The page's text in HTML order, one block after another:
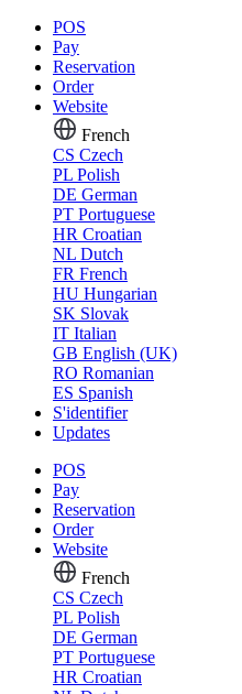
POS
Pay
Reservation
Order
Website
French
CS Czech
PL Polish
DE German
PT Portuguese
HR Croatian
NL Dutch
FR French
HU Hungarian
SK Slovak
IT Italian
GB English (UK)
RO Romanian
ES Spanish
S'identifier
Updates
POS
Pay
Reservation
Order
Website
French
CS Czech
PL Polish
DE German
PT Portuguese
HR Croatian